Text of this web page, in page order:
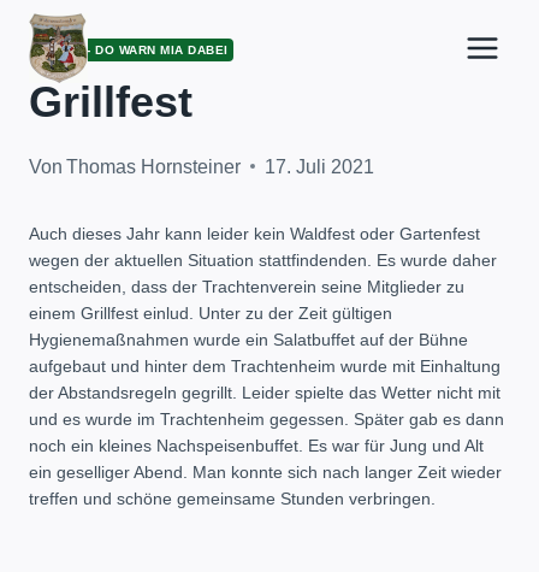
Zum
Inhalt
springen
ARCHIV - DO WARN MIA DABEI
Grillfest
Von Thomas Hornsteiner 17. Juli 2021
Auch dieses Jahr kann leider kein Waldfest oder Gartenfest
wegen der aktuellen Situation stattfindenden. Es wurde daher
entscheiden, dass der Trachtenverein seine Mitglieder zu
einem Grillfest einlud. Unter zu der Zeit gültigen
Hygienemaßnahmen wurde ein Salatbuffet auf der Bühne
aufgebaut und hinter dem Trachtenheim wurde mit Einhaltung
der Abstandsregeln gegrillt. Leider spielte das Wetter nicht mit
und es wurde im Trachtenheim gegessen. Später gab es dann
noch ein kleines Nachspeisenbuffet. Es war für Jung und Alt
ein geselliger Abend. Man konnte sich nach langer Zeit wieder
treffen und schöne gemeinsame Stunden verbringen.